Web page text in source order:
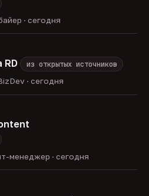
формат, вилка, грейд.
и взносов, без
дохода, без увода в
удаляется автоматически
·602вакансии live —
· сегодня
RD
из открытых источников
· сегодня
менеджер · сегодня